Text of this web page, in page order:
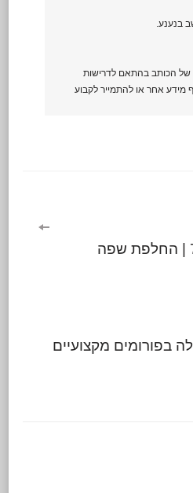
בנענע.
של הכותב בהתאם לדרישות
מידע אחר או להתמייר לקבוע
החלפת שפה חלונות 7 | החלפת שפה
בפורומים מקצועיים